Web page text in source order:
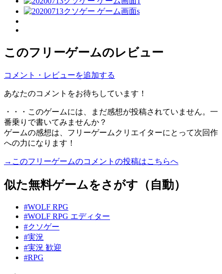
このフリーゲームのレビュー
コメント・レビューを追加する
あなたのコメントをお待ちしています！
・・・このゲームには、まだ感想が投稿されていません。一
番乗りで書いてみませんか？
ゲームの感想は、フリーゲームクリエイターにとって次回作
への力になります！
→このフリーゲームのコメントの投稿はこちらへ
似た無料ゲームをさがす（自動）
#WOLF RPG
#WOLF RPG エディター
#クソゲー
#実況
#実況 歓迎
#RPG